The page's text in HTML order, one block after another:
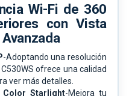
Wi-Fi de 360
con Vista
-Adoptando una resolución
ofrece una calidad
ver más detalles.
Color Starlight-Mejora tu